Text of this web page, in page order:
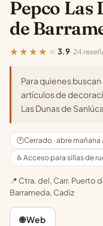
Pepco Las
de
★★★★★ 3.9· 24
Para quienes
artículos de
Las Dunas de
🕐Cerrado · abre mañana
♿ Acceso para sillas de
📍 Ctra. del, Carr. Puerto
Barrameda, Cadiz
🌐 Web